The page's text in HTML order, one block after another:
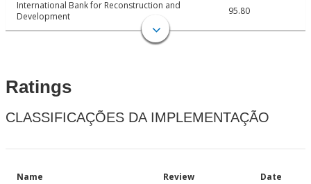
International Bank for Reconstruction and
Development
95.80
Ratings
CLASSIFICAÇÕES DA IMPLEMENTAÇÃO
Name Review Date